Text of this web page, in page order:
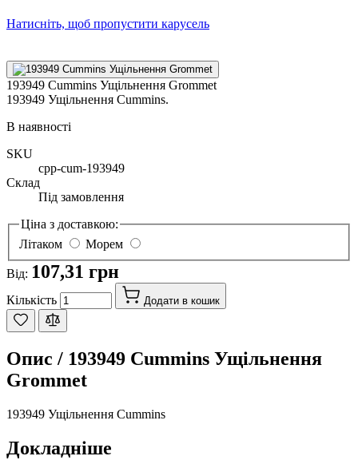
Натисніть, щоб пропустити карусель
193949 Cummins Ущільнення Grommet
193949 Ущільнення Cummins.
В наявності
SKU
cpp-cum-193949
Склад
Під замовлення
Ціна з доставкою:
Літаком
Морем
Від: 107,31 грн
Кількість Додати в кошик
Опис / 193949 Cummins Ущільнення
Grommet
193949 Ущільнення Cummins
Докладніше